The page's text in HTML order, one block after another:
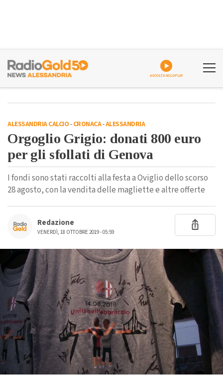
ASCOLTA GOLDPLAY
ALESSANDRIA CALCIO-CRONACA-ALESSANDRIA
Orgoglio Grigio: donati 800 euro
per gli sfollati di Genova
I fondi sono stati raccolti alla festa a Oviglio dello scorso
28 agosto, con la vendita delle magliette e altre offerte
Redazione
VENERDÌ, 18 OTTOBRE 2019 - 05:59